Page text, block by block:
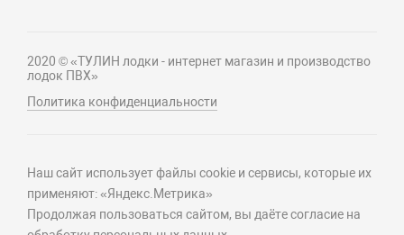
2020 © «ТУЛИН лодки - интернет магазин и производство
лодок ПВХ»
Политика конфиденциальности
Наш сайт использует файлы cookie и сервисы, которые их
применяют: «Яндекс.Метрика»
Продолжая пользоваться сайтом, вы даёте согласие на